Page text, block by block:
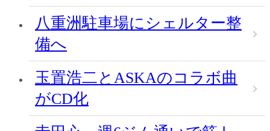
八重洲駐車場にシェルター整
備へ
玉置浩二とASKAのコラボ曲
がCD化